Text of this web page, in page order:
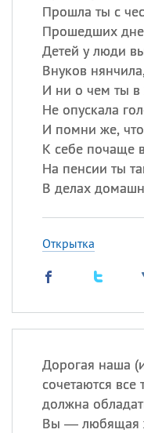
Прошла ты с
Прошедших
Детей у люди
Внуков
И ни о чем ты в
Не опускала
И помни же,
К себе почаще
На пенсии ты
В делах
Открытка
Дорогая наша
сочетаются все
должна
Вы — любящая